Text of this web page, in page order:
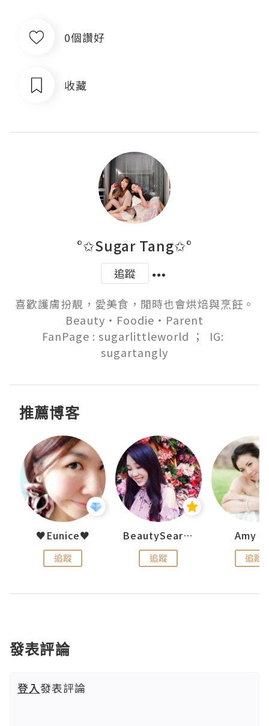
0個讚好
收藏
°✩Sugar Tang✩°
追蹤
喜歡護膚扮靚，愛美食，閒時也會烘焙與烹飪。
Beauty‧Foodie‧Parent
FanPage : sugarlittleworld ；  IG:
sugartangly
推薦博客
♥Eunice♥
追蹤
BeautySearch
追蹤
Amy
追蹤
發表評論
登入發表評論